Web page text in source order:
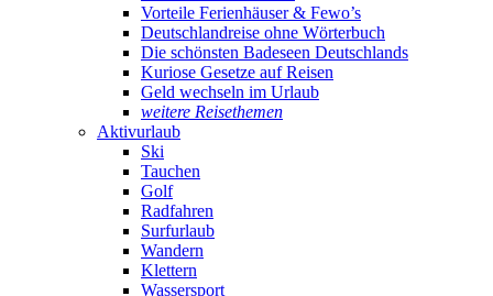
Vorteile Ferienhäuser & Fewo’s
Deutschlandreise ohne Wörterbuch
Die schönsten Badeseen Deutschlands
Kuriose Gesetze auf Reisen
Geld wechseln im Urlaub
weitere Reisethemen
Aktivurlaub
Ski
Tauchen
Golf
Radfahren
Surfurlaub
Wandern
Klettern
Wassersport